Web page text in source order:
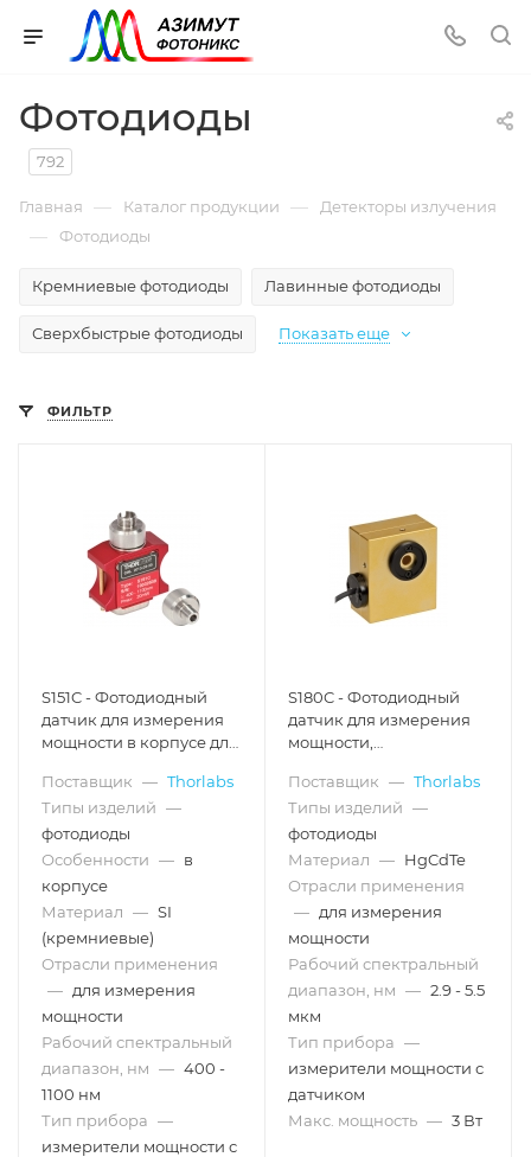
Фотодиоды
792
Главная — Каталог продукции — Детекторы излучения
— Фотодиоды
Кремниевые фотодиоды Лавинные фотодиоды
Сверхбыстрые фотодиоды Показать еще
ФИЛЬТР
S151C - Фотодиодный
датчик для измерения
мощности в корпусе для
оптоволокном, кремний,
рабочий спектральный
диапазон: 400 - 1100 нм,
макс. мощность: 20 мВт,
Поставщик — Thorlabs
Типы изделий —
фотодиоды
Особенности — в
корпусе
Материал — SI
(кремниевые)
Отрасли применения
— для измерения
мощности
Рабочий спектральный
диапазон, нм — 400 -
1100 нм
Тип прибора —
измерители мощности с
S180C - Фотодиодный
датчик для измерения
мощности,
интегрирующая сфера,
MCT (HgCdTe), рабочий
спектральный
диапазон: 2.9 - 5.5 мкм,
макс. мощность: 3 Вт,
Thorlabs
Поставщик — Thorlabs
Типы изделий —
фотодиоды
Материал — HgCdTe
Отрасли применения
— для измерения
мощности
Рабочий спектральный
диапазон, нм — 2.9 - 5.5
мкм
Тип прибора —
измерители мощности с
датчиком
Макс. мощность — 3 Вт